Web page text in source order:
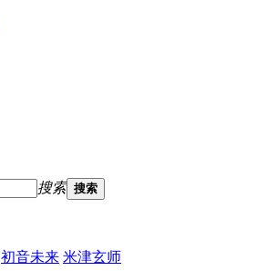
搜索 搜索
初音未来 米津玄师